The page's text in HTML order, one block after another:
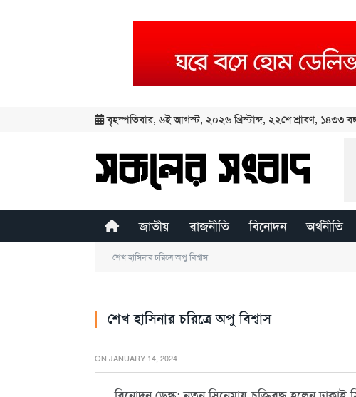
বৃহস্পতিবার, ৬ই আগস্ট, ২০২৬ খ্রিস্টাব্দ, ২২শে শ্রাবণ, ১৪৩৩
জাতীয় রাজনীতি বিনোদন অর্থনীতি
শেখ হাসিনার চরিত্রে অপু বিশ্বাস
শেখ হাসিনার চরিত্রে অপু বিশ্বাস
ON JANUARY 14, 2024